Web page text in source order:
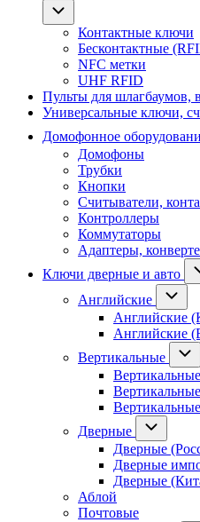
Контактные ключи
Бесконтактные
NFC метки
UHF RFID
Пульты для шлагбаумов,
Универсальные ключи,
Домофонное
Домофоны
Трубки
Кнопки
Считыватели,
Контроллеры
Коммутаторы
Адаптеры,
Ключи дверные и авто
Английские
Английские
Английские
Вертикальные
Дверные
Дверные
Дверные
Дверные
Аблой
Почтовые